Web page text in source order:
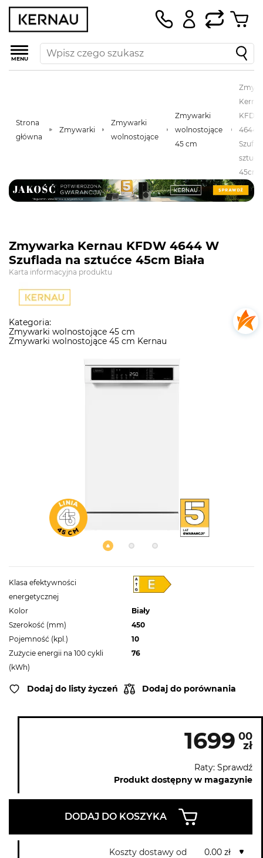
MENU
Strona
główna
Zmywarki
Zmywarki
wolnostojące
Zmywarki
wolnostojące
45 cm
KFDW
4644
45cm
Zmywarka Kernau KFDW 4644 W
Szuflada na sztućce 45cm Biała
Karta informacyjna produktu
Kategoria:
Zmywarki wolnostojące 45 cm
Zmywarki wolnostojące 45 cm Kernau
Klasa efektywności
energetycznej
Kolor
Biały
Szerokość (mm)
450
Pojemność (kpl.)
10
Zużycie energii na 100 cykli
(kWh)
76
Dodaj do listy życzeń Dodaj do porównania
1699 00
zł
Raty: Sprawdź
Produkt dostępny w magazynie
DODAJ DO KOSZYKA
Koszty dostawy od 0.00 zł